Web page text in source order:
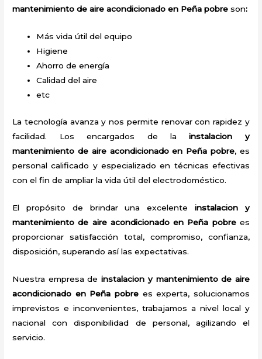
mantenimiento de aire acondicionado en Peña pobreson:
Más vida útil del equipo
Higiene
Ahorro de energía
Calidad del aire
etc
La tecnología avanza y nos permite renovar con rapidez y
facilidad. Los encargados de lainstalacion y
mantenimiento de aire acondicionado en Peña pobre, es
personal calificado y especializado en técnicas efectivas
con el fin de ampliar la vida útil del electrodoméstico.
El propósito de brindar una excelenteinstalacion y
mantenimiento de aire acondicionado en Peña pobrees
proporcionar satisfacción total, compromiso, confianza,
disposición, superando así las expectativas.
Nuestra empresa deinstalacion y mantenimiento de aire
acondicionado en Peña pobre es experta, solucionamos
imprevistos e inconvenientes, trabajamos a nivel local y
nacional con disponibilidad de personal, agilizando el
servicio.